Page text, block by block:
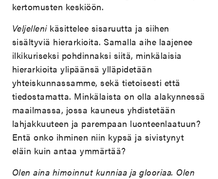
kertomusten keskiöön.
Veljellenikäsittelee sisaruutta ja siihen
sisältyviä hierarkioita. Samalla aihe laajenee
ilkikuriseksi pohdinnaksi siitä, minkälaisia
hierarkioita ylipäänsä ylläpidetään
yhteiskunnassamme, sekä tietoisesti että
tiedostamatta. Minkälaista on olla alakynnessä
maailmassa, jossa kauneus yhdistetään
lahjakkuuteen ja parempaan luonteenlaatuun?
Entä onko ihminen niin kypsä ja sivistynyt
eläin kuin antaa ymmärtää?
Olen aina himoinnut kunniaa ja glooriaa. Olen